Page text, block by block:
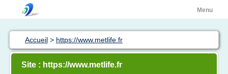
Menu
Accueil > https://www.metlife.fr
Site : https://www.metlife.fr